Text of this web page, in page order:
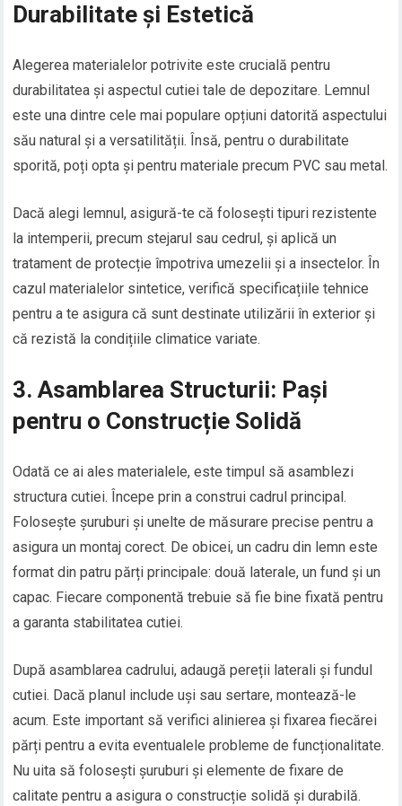
Durabilitate și Estetică
Alegerea materialelor potrivite este crucială pentru
durabilitatea și aspectul cutiei tale de depozitare. Lemnul
este una dintre cele mai populare opțiuni datorită aspectului
său natural și a versatilității. Însă, pentru o durabilitate
sporită, poți opta și pentru materiale precum PVC sau metal.
Dacă alegi lemnul, asigură-te că folosești tipuri rezistente
la intemperii, precum stejarul sau cedrul, și aplică un
tratament de protecție împotriva umezelii și a insectelor. În
cazul materialelor sintetice, verifică specificațiile tehnice
pentru a te asigura că sunt destinate utilizării în exterior și
că rezistă la condițiile climatice variate.
3. Asamblarea Structurii: Pași
pentru o Construcție Solidă
Odată ce ai ales materialele, este timpul să asamblezi
structura cutiei. Începe prin a construi cadrul principal.
Folosește șuruburi și unelte de măsurare precise pentru a
asigura un montaj corect. De obicei, un cadru din lemn este
format din patru părți principale: două laterale, un fund și un
capac. Fiecare componentă trebuie să fie bine fixată pentru
a garanta stabilitatea cutiei.
După asamblarea cadrului, adaugă pereții laterali și fundul
cutiei. Dacă planul include uși sau sertare, montează-le
acum. Este important să verifici alinierea și fixarea fiecărei
părți pentru a evita eventualele probleme de funcționalitate.
Nu uita să folosești șuruburi și elemente de fixare de
calitate pentru a asigura o construcție solidă și durabilă.